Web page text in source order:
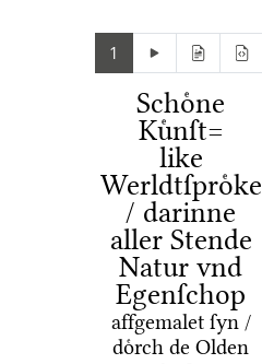
1
Schoͤne
Kuͤnſt=
like
Werldtſproͤke
/ darinne
aller Stende
Natur vnd
Egenſchop
affgemalet ſyn /
doͤrch de Olden